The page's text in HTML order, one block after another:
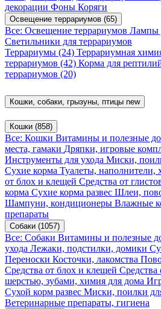
декорации Фоны Коряги
Освещение террариумов (65)
Все: Освещение террариумов Лампы
Светильники для террариумов
Террариумы (24) Террариумная
террариумов (42) Корма для
террариумов (20)
Кошки, собаки, грызуны, птицы new
Кошки (858)
Все: Кошки Витамины и полезные
места, гамаки Дряпки, игровые
Инструменты для ухода Миски,
Сухие корма Туалеты, наполнители,
от блох и клещей Средства от
корма Сухие корма развес Шлеи,
Шампуни, кондиционеры Влажные
препараты
Собаки (1057)
Все: Собаки Витамины и полезные
ухода Лежаки, подстилки, домики
Переноски Косточки, лакомства
Средства от блох и клещей Средства
шерстью, зубами, химия для дома
Сухой корм развес Миски, поилки
Ветеринарные препараты, гигиена